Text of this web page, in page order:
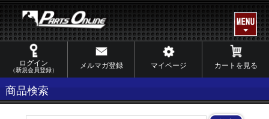
ログイン
（新規会員登録）
メルマガ登録 マイページ カートを見る
商品検索